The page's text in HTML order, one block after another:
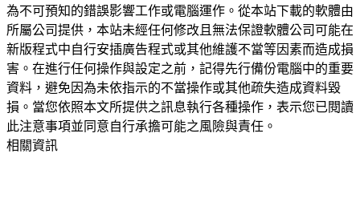
為不可預知的錯誤影響工作或電腦運作。從本站下載的軟體由
所屬公司提供，本站未經任何修改且無法保證軟體公司可能在
新版程式中自行安插廣告程式或其他維護不當等因素而造成損
害。在進行任何操作與設定之前，記得先行備份電腦中的重要
資料，避免因為未依指示的不當操作或其他疏失造成資料毀
損。當您依照本文所提供之訊息執行各種操作，表示您已閱讀
此注意事項並同意自行承擔可能之風險與責任。
相關資訊